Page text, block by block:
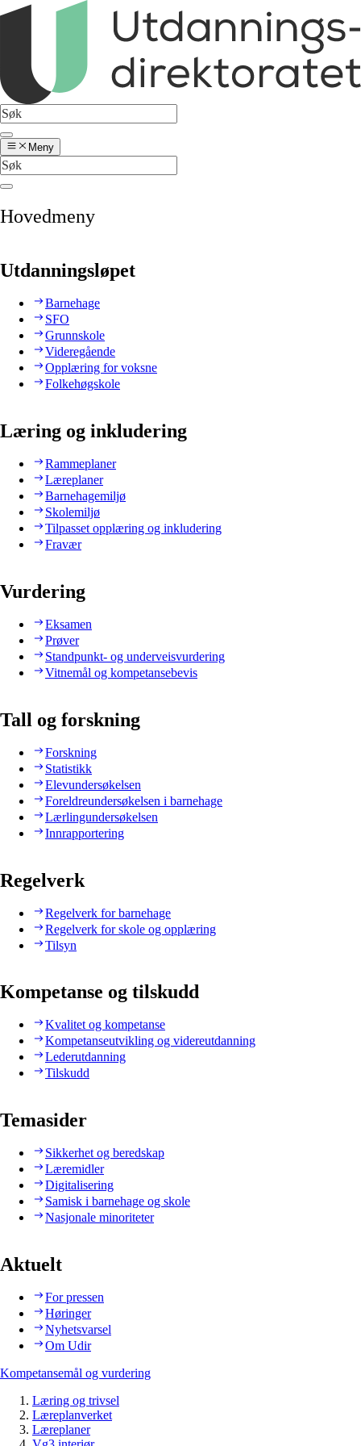
Meny
Hovedmeny
Utdanningsløpet
Barnehage
SFO
Grunnskole
Videregående
Opplæring for voksne
Folkehøgskole
Læring og inkludering
Rammeplaner
Læreplaner
Barnehagemiljø
Skolemiljø
Tilpasset opplæring og inkludering
Fravær
Vurdering
Eksamen
Prøver
Standpunkt- og underveisvurdering
Vitnemål og kompetansebevis
Tall og forskning
Forskning
Statistikk
Elevundersøkelsen
Foreldreundersøkelsen i barnehage
Lærlingundersøkelsen
Innrapportering
Regelverk
Regelverk for barnehage
Regelverk for skole og opplæring
Tilsyn
Kompetanse og tilskudd
Kvalitet og kompetanse
Kompetanseutvikling og videreutdanning
Lederutdanning
Tilskudd
Temasider
Sikkerhet og beredskap
Læremidler
Digitalisering
Samisk i barnehage og skole
Nasjonale minoriteter
Aktuelt
For pressen
Høringer
Nyhetsvarsel
Om Udir
Kompetansemål og vurdering
Læring og trivsel
Læreplanverket
Læreplaner